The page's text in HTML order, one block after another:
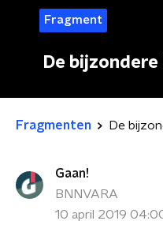
Fragment
De
Fragmenten De
Gaan!
BNNVARA
10 april 2019